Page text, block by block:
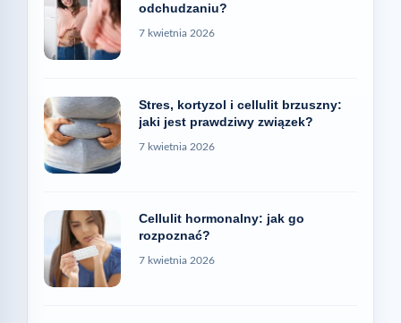
odchudzaniu?
7 kwietnia 2026
Stres, kortyzol i cellulit brzuszny:
jaki jest prawdziwy związek?
7 kwietnia 2026
Cellulit hormonalny: jak go
rozpoznać?
7 kwietnia 2026